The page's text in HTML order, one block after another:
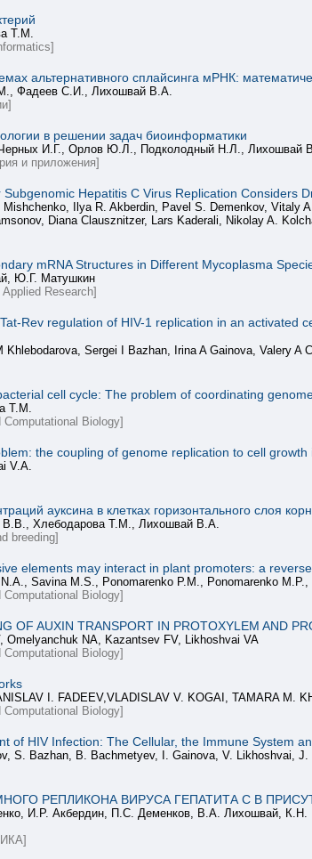
Т.М.
альтернативного сплайсинга мРНК:
Фадеев С.И., Лихошвай В.А.
в решении задач биоинформатики
И.Г., Орлов Ю.Л., Подколодный Н.Л., Лихошвай
и приложения]
Hepatitis C Virus Replication Considers
Ilya R. Akberdin, Pavel S. Demenkov,
Diana Clausznitzer, Lars Kaderali, Nikolay A.
mRNA Structures in Different Mycoplasma
Ю.Г. Матушкин
Research]
Rev regulation of HIV-1 replication in an activated
Sergei I Bazhan, Irina A Gainova, Valery A
cell cycle: The problem of coordinating
T.M.
Biology]
the coupling of genome replication to cell growth
V.A.
ауксина в клетках горизонтального слоя
В.В., Хлебодарова Т.М., Лихошвай В.А.
breeding]
elements may interact in plant promoters: a
Savina M.S., Ponomarenko P.M., Ponomarenko
Biology]
OF AUXIN TRANSPORT IN PROTOXYLEM AND
Omelyanchuk NA, Kazantsev FV, Likhoshvai VA
Biology]
I. FADEEV,VLADISLAV V. KOGAI, TAMARA M.
Biology]
of HIV Infection: The Cellular, the Immune System
S. Bazhan, B. Bachmetyev, I. Gainova, V. Likhoshvai,
PЕПЛИКОНА ВИPУCА ГЕПАТИТА C В
И.P. Акбеpдин, П.C. Деменков, В.А. Лиxошвай,